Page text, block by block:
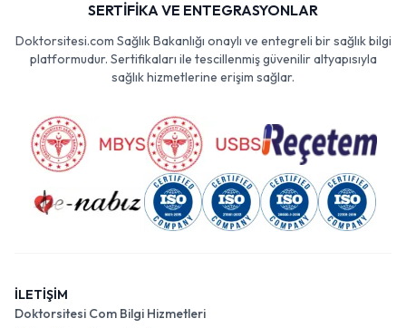
SERTİFİKA VE ENTEGRASYONLAR
Doktorsitesi.com Sağlık Bakanlığı onaylı ve entegreli bir sağlık bilgi
platformudur. Sertifikaları ile tescillenmiş güvenilir altyapısıyla
sağlık hizmetlerine erişim sağlar.
İLETİŞİM
Doktorsitesi Com Bilgi Hizmetleri